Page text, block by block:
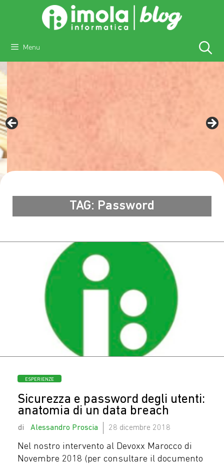
Menu
Oggi c’è ancora chi
casca nelle mail di
phishing?
Password
Categorie
ESPERIENZE
Sicurezza e password degli utenti:
anatomia di un data breach
by Alessandro Proscia 28 dicembre 2018
Nel nostro intervento al Devoxx Marocco di
Novembre 2018 (per consultare il documento